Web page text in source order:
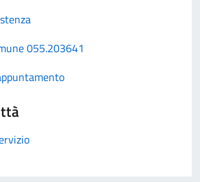
055.203641